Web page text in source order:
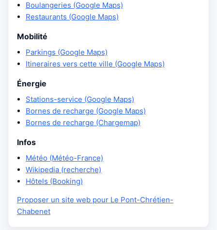
Boulangeries (Google Maps)
Restaurants (Google Maps)
Mobilité
Parkings (Google Maps)
Itineraires vers cette ville (Google Maps)
Énergie
Stations-service (Google Maps)
Bornes de recharge (Google Maps)
Bornes de recharge (Chargemap)
Infos
Météo (Météo-France)
Wikipedia (recherche)
Hôtels (Booking)
Proposer un site web pour Le Pont-Chrétien-
Chabenet